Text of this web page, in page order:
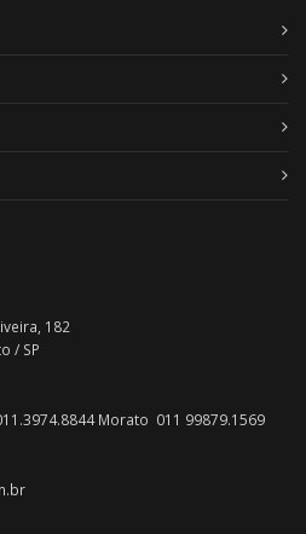
182
/ SP
Morato 011 99879.1569